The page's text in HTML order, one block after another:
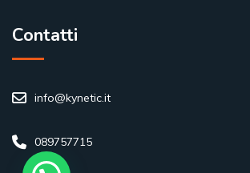
Contatti
info@kynetic.it
089757715